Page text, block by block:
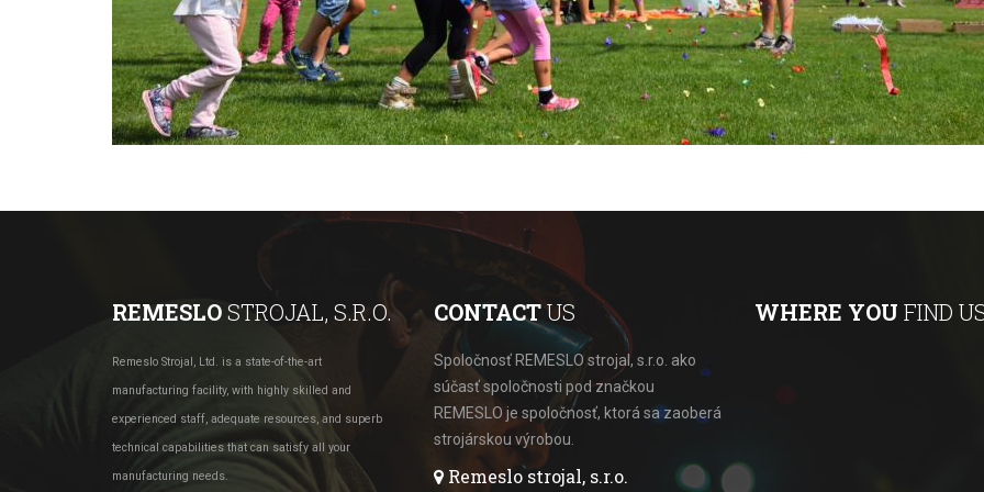
REMESLOSTROJAL, S.R.O.
Remeslo Strojal, Ltd. is a state-of-the-art
manufacturing facility, with highly skilled and
experienced staff, adequate resources, and superb
technical capabilities that can satisfy all your
manufacturing needs.
CONTACTUS
Spoločnosť REMESLO strojal, s.r.o. ako
súčasť spoločnosti pod značkou
REMESLO je spoločnosť, ktorá sa zaoberá
strojárskou výrobou.
Remeslo strojal, s.r.o.
WHERE YOU FIND